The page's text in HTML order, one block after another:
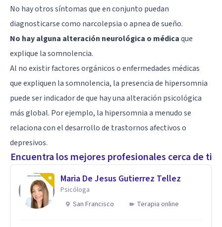
No hay otros síntomas que en conjunto puedan
diagnosticarse como narcolepsiao apnea de sueño.
No hay alguna alteración neurológica o médicaque
explique la somnolencia.
Al no existir factores orgánicos o enfermedades médicas
que expliquen la somnolencia, la presencia de hipersomnia
puede ser indicador de que hay una alteración psicológica
más global. Por ejemplo, la hipersomnia a menudo se
relaciona con el desarrollo de trastornos afectivos o
depresivos.
Encuentra los mejores profesionales cerca de ti
Maria De Jesus Gutierrez Tellez
Psicóloga
San Francisco
Terapia online